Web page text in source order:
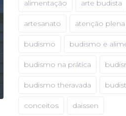
alimentação arte budista
artesanato atenção plena
budismo budismo e
budismo na prática
budismo theravada
conceitos daissen